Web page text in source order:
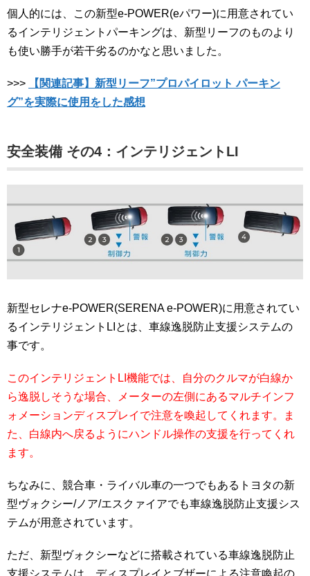
個人的には、この新型e-POWER(eパワー)に用意されてい
るインテリジェントパーキングは、新型リーフのものより
も使い勝手が若干劣るのかなと思いました。
>>>
【関連記事】新型リーフ”プロパイロット パーキン
グ”を実際に使用をした感想
安全装備 その4：インテリジェントLI
新型セレナe-POWER(SERENA e-POWER)に用意されてい
るインテリジェントLIとは、車線逸脱防止支援システムの
事です。
このインテリジェントLI機能では、自分のクルマが白線か
ら逸脱しそうな場合、メーターの左側にあるマルチインフ
ォメーションディスプレイで注意を喚起してくれます。ま
た、白線内へ戻るようにハンドル操作の支援を行ってくれ
ます。
ちなみに、競合車・ライバル車の一つでもあるトヨタの新
型ヴォクシー/ノア/エスクァイアでも車線逸脱防止支援シス
テムが用意されています。
ただ、新型ヴォクシーなどに搭載されている車線逸脱防止